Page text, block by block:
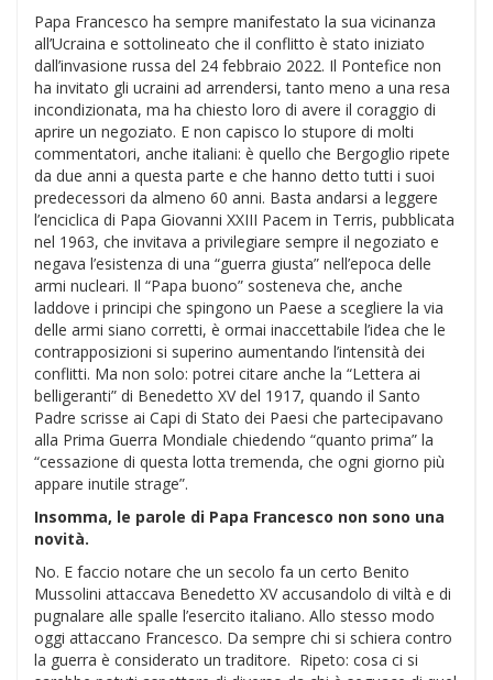
Papa Francesco ha sempre manifestato la sua vicinanza
all’Ucraina e sottolineato che il conflitto è stato iniziato
dall’invasione russa del 24 febbraio 2022. Il Pontefice non
ha invitato gli ucraini ad arrendersi, tanto meno a una resa
incondizionata, ma ha chiesto loro di avere il coraggio di
aprire un negoziato. E non capisco lo stupore di molti
commentatori, anche italiani: è quello che Bergoglio ripete
da due anni a questa parte e che hanno detto tutti i suoi
predecessori da almeno 60 anni. Basta andarsi a leggere
l’enciclica di Papa Giovanni XXIII Pacem in Terris, pubblicata
nel 1963, che invitava a privilegiare sempre il negoziato e
negava l’esistenza di una “guerra giusta” nell’epoca delle
armi nucleari. Il “Papa buono” sosteneva che, anche
laddove i principi che spingono un Paese a scegliere la via
delle armi siano corretti, è ormai inaccettabile l’idea che le
contrapposizioni si superino aumentando l’intensità dei
conflitti. Ma non solo: potrei citare anche la “Lettera ai
belligeranti” di Benedetto XV del 1917, quando il Santo
Padre scrisse ai Capi di Stato dei Paesi che partecipavano
alla Prima Guerra Mondiale chiedendo “quanto prima” la
“cessazione di questa lotta tremenda, che ogni giorno più
appare inutile strage”.
Insomma, le parole di Papa Francesco non sono una
novità.
No. E faccio notare che un secolo fa un certo Benito
Mussolini attaccava Benedetto XV accusandolo di viltà e di
pugnalare alle spalle l’esercito italiano. Allo stesso modo
oggi attaccano Francesco. Da sempre chi si schiera contro
la guerra è considerato un traditore. Ripeto: cosa ci si